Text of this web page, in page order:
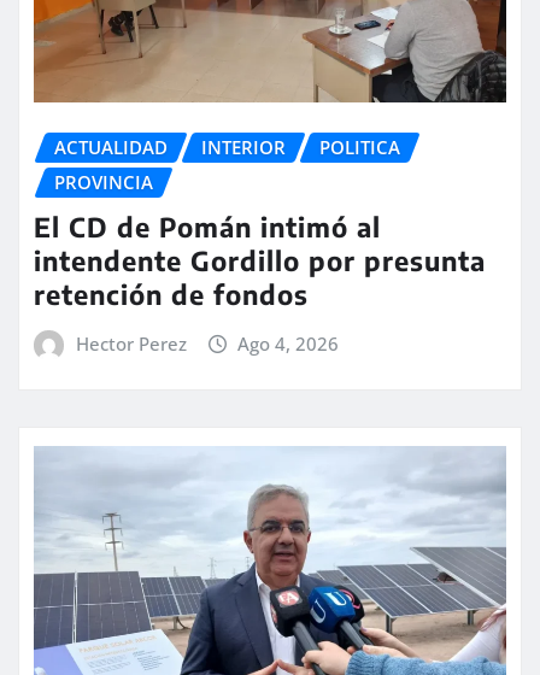
ACTUALIDAD INTERIOR
POLITICA
PROVINCIA
El CD de Pomán intimó al
intendente Gordillo por presunta
retención de fondos
Hector Perez Ago 4, 2026